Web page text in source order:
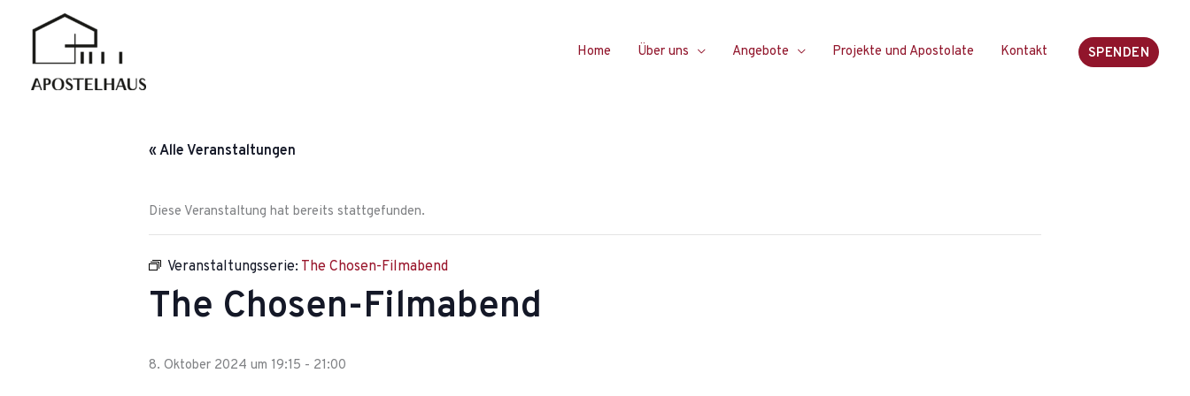
Inhalt
springen
Home Über uns Angebote Projekte und Apostolate Kontakt SPENDEN
« Alle Veranstaltungen
Diese Veranstaltung hat bereits stattgefunden.
Veranstaltungsserie: The Chosen-Filmabend
The Chosen-Filmabend
8. Oktober 2024 um 19:15 - 21:00